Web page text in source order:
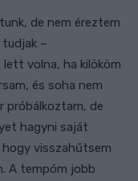
de nem éreztem
–
volna, ha kilököm
és soha nem
próbálkoztam, de
hagyni saját
visszahűtsem
A tempóm jobb